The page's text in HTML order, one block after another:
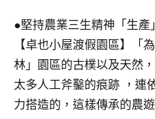
持、
學
校
企
業
講
●堅持農業三生精神「生
【卓也小屋渡假園區】「
林」園區的古樸以及天然
太多人工斧鑿的痕跡 ，連
力搭造的，這樣傳承的農